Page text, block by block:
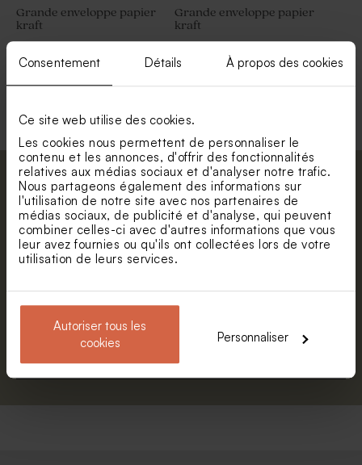
Consentement Détails À propos des cookies
Ce site web utilise des cookies.
Les cookies nous permettent de personnaliser le
contenu et les annonces, d'offrir des fonctionnalités
relatives aux médias sociaux et d'analyser notre trafic.
Nous partageons également des informations sur
l'utilisation de notre site avec nos partenaires de
médias sociaux, de publicité et d'analyse, qui peuvent
combiner celles-ci avec d'autres informations que vous
leur avez fournies ou qu'ils ont collectées lors de votre
utilisation de leurs services.
Autoriser tous les
cookies
Personnaliser
Grande enveloppe papier
kraft
Grande enveloppe papier
kraft
Voir toute la collection Enveloppe
Abonnez-vous à la newsletter et restez
informé. Petite surprise : bénéficiez de 5%
de réduction.
Prénom
E-mail
S'abonner